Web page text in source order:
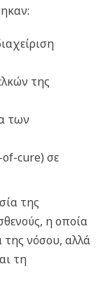
της
των
cure) σε
της
η οποία
της νόσου, αλλά
τη